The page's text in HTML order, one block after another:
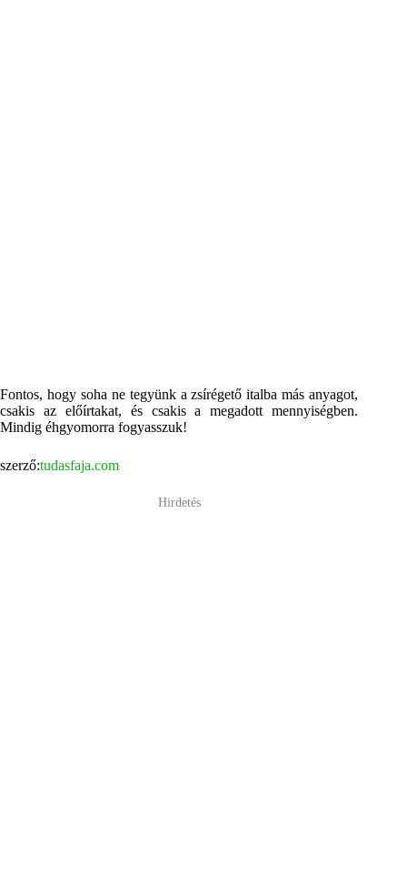
Fontos, hogy soha ne tegyünk a zsírégető italba más anyagot,
csakis az előírtakat, és csakis a megadott mennyiségben.
Mindig éhgyomorra fogyasszuk!
szerző:tudasfaja.com
Hirdetés